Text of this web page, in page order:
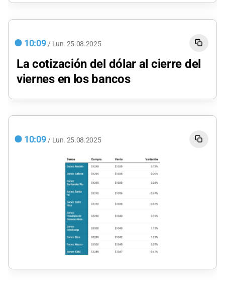
10:09 / Lun. 25.08.2025
La cotización del dólar al cierre del
viernes en los bancos
10:09 / Lun. 25.08.2025